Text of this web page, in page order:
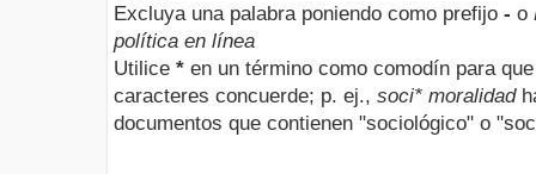
Excluya una palabra poniendo como prefijo - o
política en línea
Utilice * en un término como comodín para
caracteres concuerde; p. ej., soci* moralidad
documentos que contienen "sociológico" o